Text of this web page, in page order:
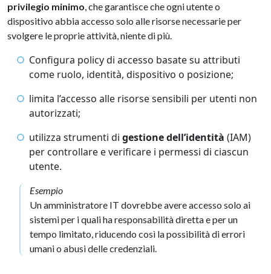
privilegio minimo, che garantisce che ogni utente o
dispositivo abbia accesso solo alle risorse necessarie per
svolgere le proprie attività, niente di più.
Configura policy di accesso basate su attributi
come ruolo, identità, dispositivo o posizione;
limita l’accesso alle risorse sensibili per utenti non
autorizzati;
utilizza strumenti di gestione dell’identità (IAM)
per controllare e verificare i permessi di ciascun
utente.
Esempio
Un amministratore IT dovrebbe avere accesso solo ai
sistemi per i quali ha responsabilità diretta e per un
tempo limitato, riducendo così la possibilità di errori
umani o abusi delle credenziali.